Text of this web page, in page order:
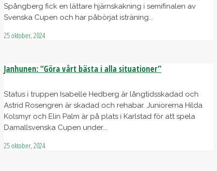
Spångberg fick en lättare hjärnskakning i semifinalen av
Svenska Cupen och har påbörjat isträning...
25 oktober, 2024
Janhunen: “Göra vårt bästa i alla situationer”
Status i truppen Isabelle Hedberg är långtidsskadad och
Astrid Rosengren är skadad och rehabar. Juniorerna Hilda
Kolsmyr och Elin Palm är på plats i Karlstad för att spela
Damallsvenska Cupen under...
25 oktober, 2024